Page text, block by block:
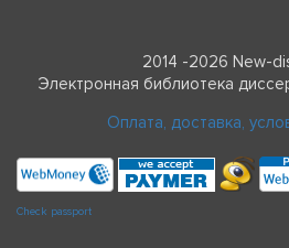
2014 -2026 New-
Электронная библиотека
Оплата, доставка,
Check passport